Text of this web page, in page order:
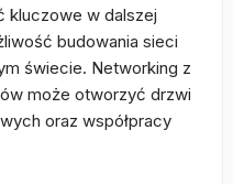
kluczowe w dalszej
budowania sieci
świecie. Networking z
może otworzyć drzwi
oraz współpracy